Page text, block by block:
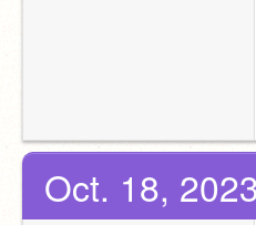
Oct. 18,